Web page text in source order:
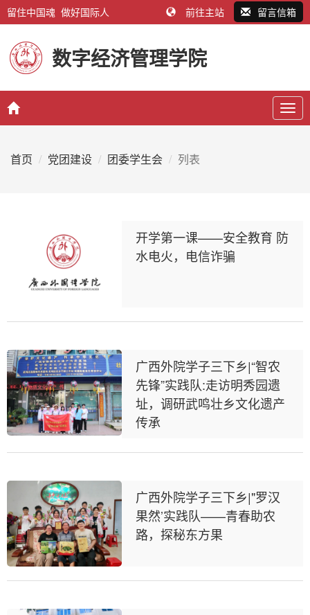
留住中国魂 做好国际人 前往主站 留言信箱
数字经济管理学院
首页 党团建设 团委学生会 列表
开学第一课——安全教育 防
水电火，电信诈骗
广西外院学子三下乡|“智农
先锋”实践队:走访明秀园遗
址，调研武鸣壮乡文化遗产
传承
广西外院学子三下乡|"罗汉
果然’实践队——青春助农
路，探秘东方果